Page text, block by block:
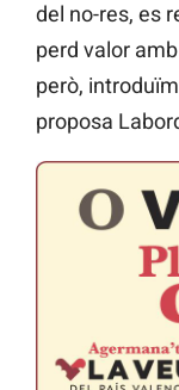
del no-res, es
perd valor
però,
proposa